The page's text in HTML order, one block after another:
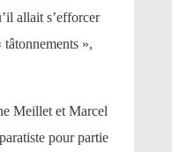
allait s’efforcer
tâtonnements »,
Meillet et Marcel
pour partie